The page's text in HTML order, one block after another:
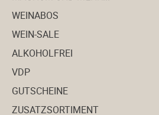
WEINABOS
WEIN-SALE
ALKOHOLFREI
VDP
GUTSCHEINE
ZUSATZSORTIMENT